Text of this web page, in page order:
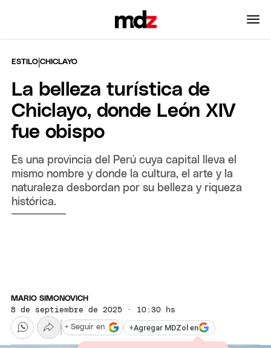
ESTILO |CHICLAYO
La belleza turística de
Chiclayo, donde León XIV
fue obispo
Es una provincia del Perú cuya capital lleva el
mismo nombre y donde la cultura, el arte y la
naturaleza desbordan por su belleza y riqueza
histórica.
MARIO SIMONOVICH
8 de septiembre de 2025 · 10:30 hs
+Agregar MDZol en
+ Seguir en